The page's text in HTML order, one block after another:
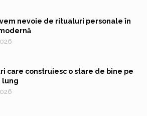
nevoie de ritualuri personale în
care construiesc o stare de bine pe
lung